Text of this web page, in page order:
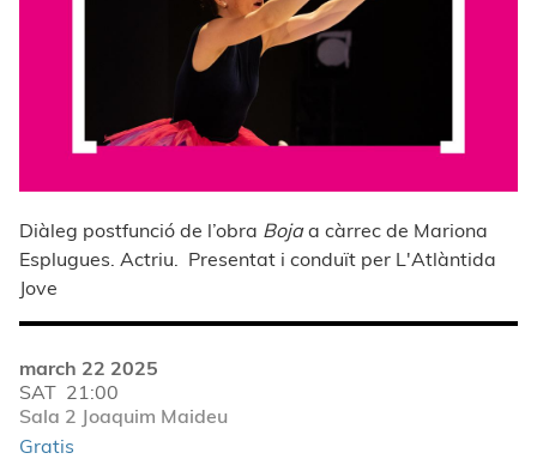
Diàleg postfunció de l’obra Bojaa càrrec de Mariona
Esplugues. Actriu. Presentat i conduït per L'Atlàntida
Jove
march 22 2025
SAT 21:00
Sala 2 Joaquim Maideu
Gratis